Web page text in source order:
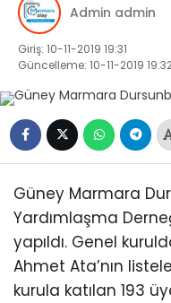
Admin admin
Giriş: 10-11-2019 19:31
Güncelleme: 10-11-2019
Güney Marmara
Yardımlaşma
yapıldı. Genel
Ahmet Ata’nın
kurula katılan 193